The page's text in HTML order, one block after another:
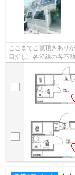
ここまでご覧頂きあり
目指し、各沿線の各不
様へ提供しております